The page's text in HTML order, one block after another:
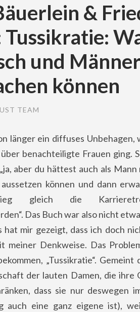
&
und
können
TEAM
länger ein diffuses Unbehagen,
benachteiligte Frauen ging.
aber du hättest auch als Mann
können und dann
gleich die
Das Buch war also nicht
hat mir gezeigt, dass ich doch
meiner Denkweise. Das
„Tussikratie“. Gemeint
der lauten Damen, die ihre
dass sie nur deswegen
auch eine ganz eigene ist),